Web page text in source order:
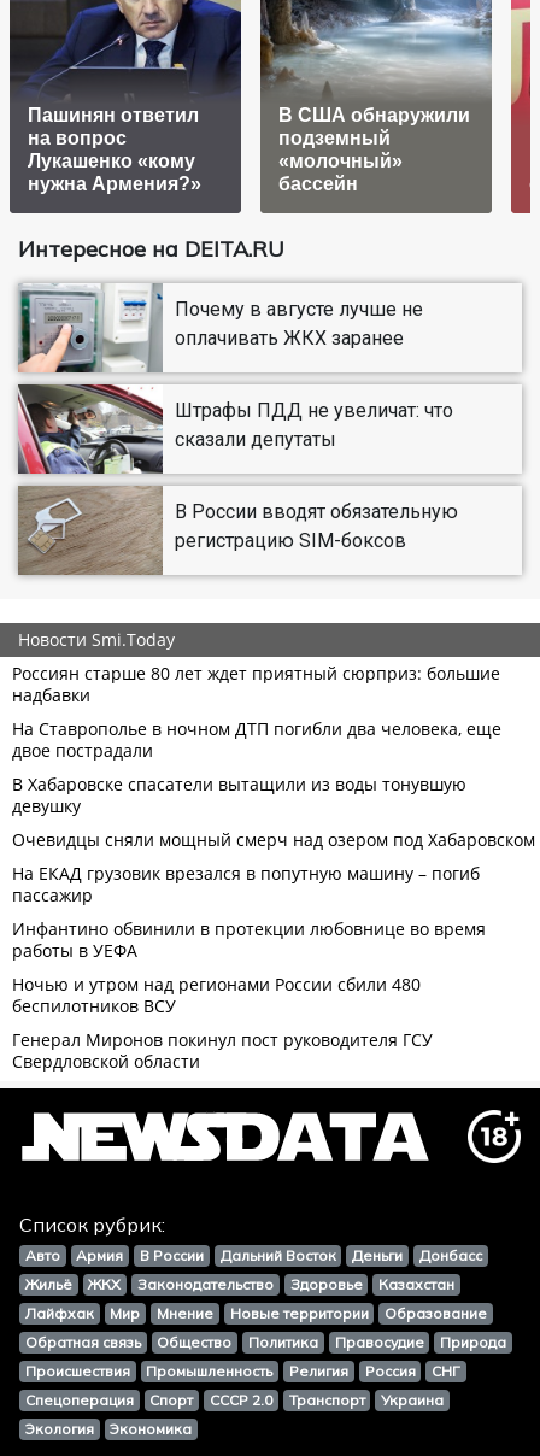
Пашинян ответил
на вопрос
Лукашенко «кому
нужна Армения?»
В США обнаружили
подземный
«молочный»
бассейн
Интересное на DEITA.RU
Почему в августе лучше не
оплачивать ЖКХ заранее
Штрафы ПДД не увеличат: что
сказали депутаты
В России вводят обязательную
регистрацию SIM-боксов
Список рубрик:
Авто Армия В России Дальний Восток Деньги
Донбасс
Жильё
ЖКХ Законодательство Здоровье
Казахстан
Лайфхак
Мир Мнение Новые территории
Образование
Обратная связь
Общество Политика Правосудие
Природа
Происшествия
Промышленность Религия Россия
СНГ
Спецоперация
Спорт СССР 2.0 Транспорт
Украина
Экология
Экономика